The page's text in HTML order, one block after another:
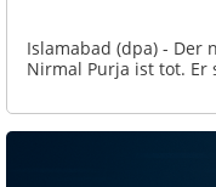
Islamabad (dpa) - Der
Nirmal Purja ist tot. Er